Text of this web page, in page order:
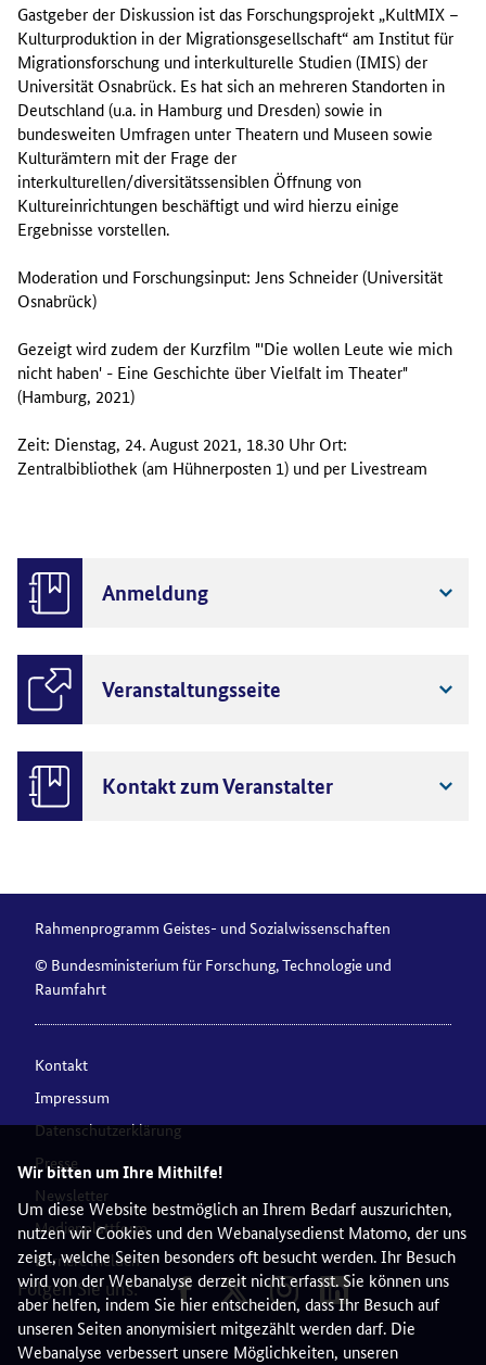
Wir bitten um Ihre Mithilfe!
Um diese Website bestmöglich an Ihrem Bedarf auszurichten,
nutzen wir Cookies und den Webanalysedienst Matomo, der uns
zeigt, welche Seiten besonders oft besucht werden. Ihr Besuch
wird von der Webanalyse derzeit nicht erfasst. Sie können uns
aber helfen, indem Sie hier entscheiden, dass Ihr Besuch auf
unseren Seiten anonymisiert mitgezählt werden darf. Die
Webanalyse verbessert unsere Möglichkeiten, unseren
Gastgeber der Diskussion ist das Forschungsprojekt „KultMIX –
Kulturproduktion in der Migrationsgesellschaft“ am Institut für
Migrationsforschung und interkulturelle Studien (IMIS) der
Universität Osnabrück. Es hat sich an mehreren Standorten in
Deutschland (u.a. in Hamburg und Dresden) sowie in
bundesweiten Umfragen unter Theatern und Museen sowie
Kulturämtern mit der Frage der
interkulturellen/diversitätssensiblen Öffnung von
Kultureinrichtungen beschäftigt und wird hierzu einige
Ergebnisse vorstellen.
Moderation und Forschungsinput: Jens Schneider (Universität
Osnabrück)
Gezeigt wird zudem der Kurzfilm "'Die wollen Leute wie mich
nicht haben' - Eine Geschichte über Vielfalt im Theater"
(Hamburg, 2021)
Zeit: Dienstag, 24. August 2021, 18.30 Uhr Ort:
Zentralbibliothek (am Hühnerposten 1) und per Livestream
Anmeldung
Veranstaltungsseite
Kontakt zum Veranstalter
Rahmenprogramm Geistes- und Sozialwissenschaften
© Bundesministerium für Forschung, Technologie und
Raumfahrt
Kontakt
Impressum
Datenschutzerklärung
Presse
Newsletter
Medienplattform
Barriere melden
Folgen Sie uns: